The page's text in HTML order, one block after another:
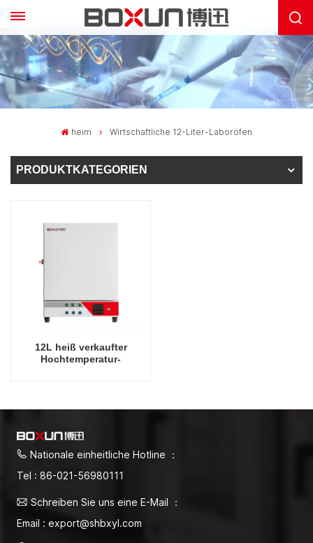
heim Wirtschaftliche 12-Liter-Laboröfen
PRODUKTKATEGORIEN
12L heiß verkaufter
Hochtemperatur-
Nationale einheitliche Hotline ：
Tel : 86-021-56980111
Schreiben Sie uns eine E-Mail ：
Email : export@shbxyl.com